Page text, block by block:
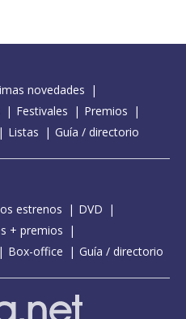
novedades
Festivales
Premios
Listas Guía / directorio
estrenos
DVD
+ premios
Box-office Guía / directorio